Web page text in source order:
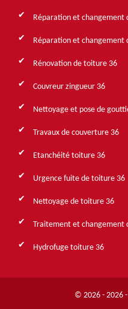
Réparation et changement
Réparation et
Rénovation de toiture 36
Couvreur zingueur 36
Nettoyage et pose de
Travaux de couverture 36
Etanchéité toiture 36
Urgence fuite de toiture 36
Nettoyage de toiture 36
Traitement et changement
Hydrofuge toiture 36
© 2026 - 2026